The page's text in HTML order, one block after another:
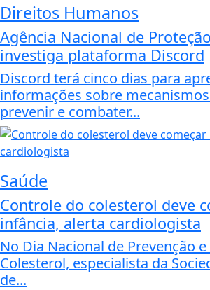
Direitos Humanos
Agência Nacional de
investiga plataforma Discord
Discord terá cinco dias para
informações sobre
prevenir e combater...
Saúde
Controle do colesterol deve
infância, alerta cardiologista
No Dia Nacional de Prevenção
Colesterol, especialista da
de...